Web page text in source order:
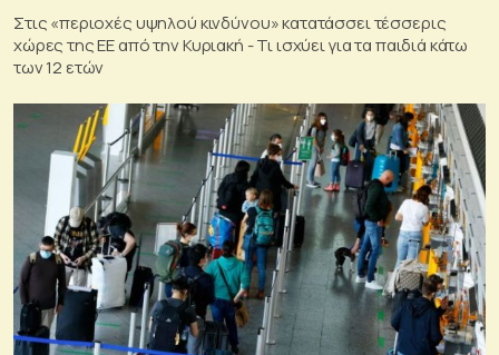
Στις «περιοχές υψηλού κινδύνου» κατατάσσει τέσσερις
χώρες της ΕΕ από την Κυριακή - Τι ισχύει για τα παιδιά κάτω
των 12 ετών